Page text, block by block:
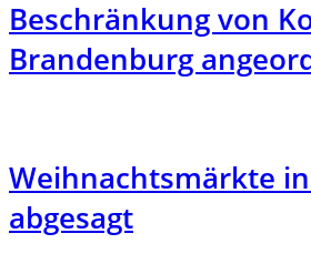
Beschränkung von
Brandenburg
Weihnachtsmärkte
abgesagt